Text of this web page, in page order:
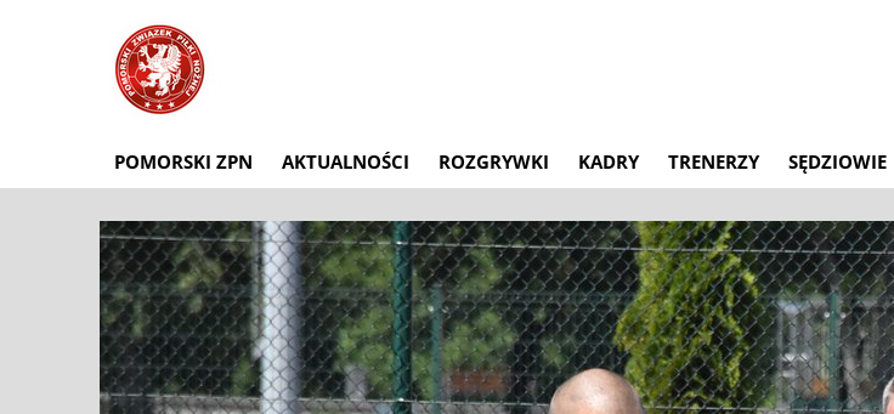
POMORSKI ZPN AKTUALNOŚCI ROZGRYWKI KADRY TRENERZY SĘDZIOWIE